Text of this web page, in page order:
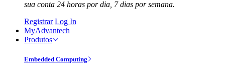
sua conta 24 horas por dia, 7 dias por semana.
Registrar Log In
MyAdvantech
Produtos
Embedded Computing